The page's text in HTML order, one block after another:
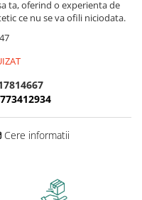
ta, oferind o experienta de
ce nu se va ofili niciodata.
Cere informatii